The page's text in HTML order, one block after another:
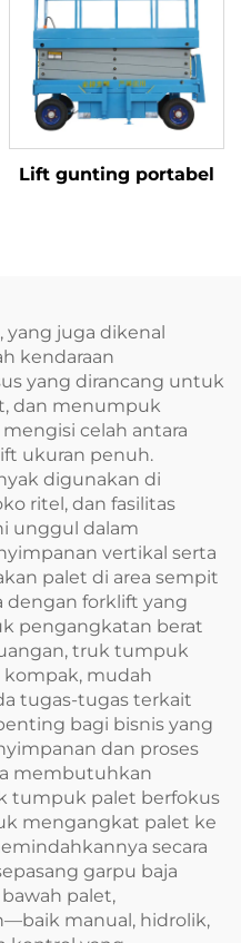
Lift gunting portabel
juga dikenal
kendaraan
yang dirancang untuk
dan menumpuk
celah antara
ukuran penuh.
digunakan di
ritel, dan fasilitas
unggul dalam
vertikal serta
palet di area sempit
dengan forklift yang
pengangkatan berat
truk tumpuk
mudah
tugas-tugas terkait
bagi bisnis yang
dan proses
membutuhkan
tumpuk palet berfokus
mengangkat palet ke
secara
garpu baja
palet,
manual, hidrolik,